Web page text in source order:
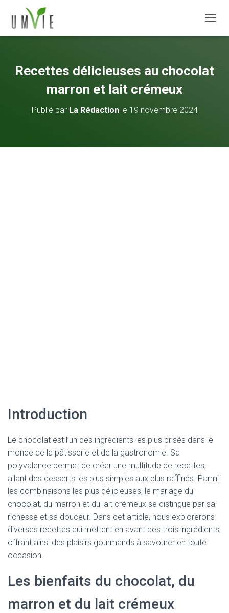
Recettes délicieuses au chocolat
marron et lait crémeux
Publié par La Rédactionle 19 novembre 2024
Introduction
Le chocolat est l’un des ingrédients les plus prisés dans le
monde de la pâtisserie et de la gastronomie. Sa
polyvalence permet de créer une multitude de recettes,
allant des desserts les plus simples aux plus raffinés. Parmi
les combinaisons les plus délicieuses, le mariage du
chocolat, du marron et du lait crémeux se distingue par sa
richesse et sa douceur. Dans cet article, nous explorerons
diverses recettes qui mettent en avant ces trois ingrédients,
offrant ainsi des plaisirs gourmands à savourer en toute
occasion.
Les bienfaits du chocolat, du
marron et du lait crémeux